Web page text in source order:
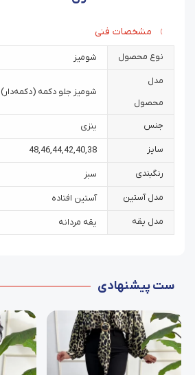
مشخصات فنی
نوع محصول شومیز
مدل
محصول
شومیز جلو دکمه (دکمه‌دار)
جنس ینزی
سایز 38
,
40
,
42
,
44
,
46
,
48
رنگبندی سبز
مدل آستین آستین افتاده
مدل یقه یقه مردانه
ست پیشنهادی